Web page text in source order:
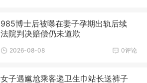
985博士后被曝在妻子孕期出轨后续
法院判决赔偿仍未道歉
0评论
2026-08-08
女子遇尴尬乘客递卫生巾站长送裤子